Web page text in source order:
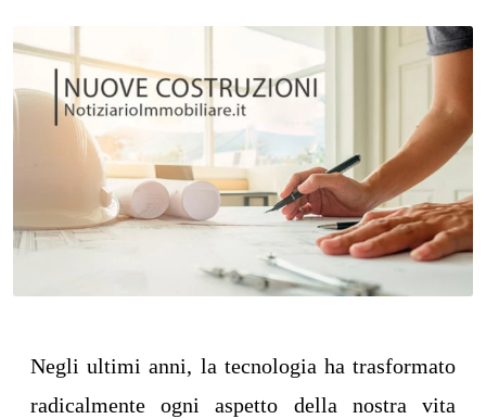
Negli ultimi anni, la tecnologia ha trasformato
radicalmente ogni aspetto della nostra vita